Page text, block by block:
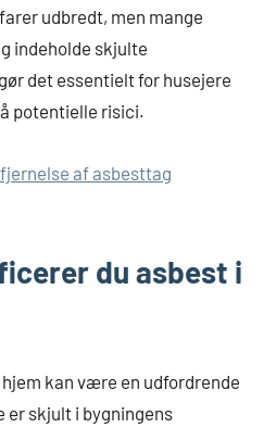
udbredt, men mange
indeholde skjulte
det essentielt for husejere
potentielle risici.
af asbesttag
du asbest i
kan være en udfordrende
er skjult i bygningens